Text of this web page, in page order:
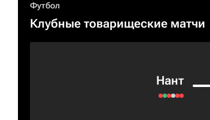
Футбол
Клубные товарищеские матчи
Нант